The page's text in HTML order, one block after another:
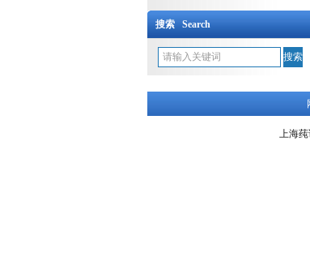
搜索 Search
上海